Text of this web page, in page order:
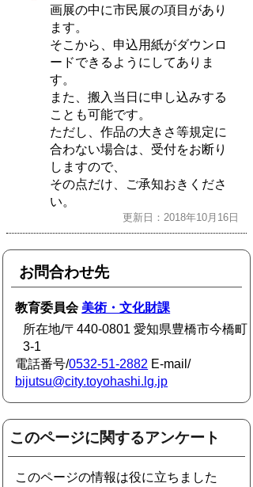
画展の中に市民展の項目があり
ます。
そこから、申込用紙がダウンロ
ードできるようにしてありま
す。
また、搬入当日に申し込みする
ことも可能です。
ただし、作品の大きさ等規定に
合わない場合は、受付をお断り
しますので、
その点だけ、ご承知おきくださ
い。
更新日：2018年10月16日
お問合わせ先
教育委員会 美術・文化財課
所在地/〒440-0801 愛知県豊橋市今橋町
3-1
電話番号/0532-51-2882 E-mail/
bijutsu@city.toyohashi.lg.jp
このページに関するアンケート
このページの情報は役に立ちました